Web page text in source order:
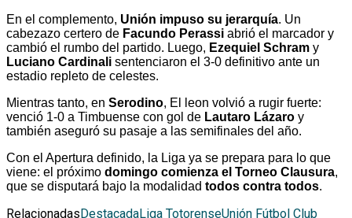
En el complemento, Unión impuso su jerarquía. Un
cabezazo certero de Facundo Perassi abrió el marcador y
cambió el rumbo del partido. Luego, Ezequiel Schram y
Luciano Cardinali sentenciaron el 3-0 definitivo ante un
estadio repleto de celestes.
Mientras tanto, en Serodino, El leon volvió a rugir fuerte:
venció 1-0 a Timbuense con gol de Lautaro Lázaro y
también aseguró su pasaje a las semifinales del año.
Con el Apertura definido, la Liga ya se prepara para lo que
viene: el próximo domingo comienza el Torneo Clausura,
que se disputará bajo la modalidad todos contra todos.
RelacionadasDestacadaLiga TotorenseUnión Fútbol Club